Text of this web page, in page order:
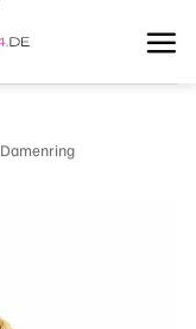
Damenring